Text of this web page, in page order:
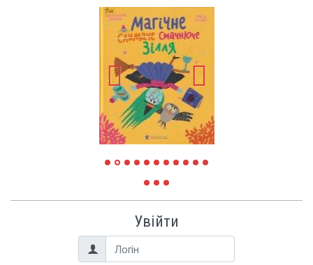
Увійти
Логін